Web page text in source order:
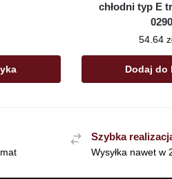
chłodni typ E
54.64
Dodaj do
Szybka
Wysyłka nawet w